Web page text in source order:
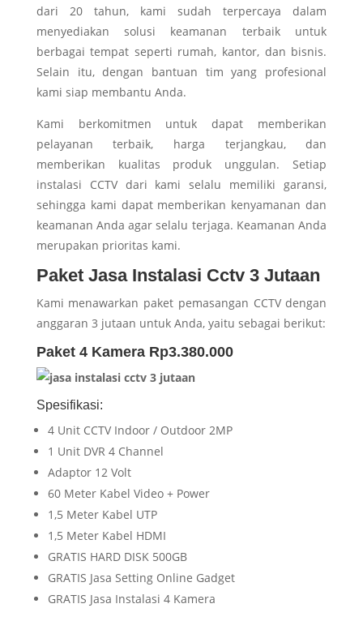
dari 20 tahun, kami sudah terpercaya dalam
menyediakan solusi keamanan terbaik untuk
berbagai tempat seperti rumah, kantor, dan bisnis.
Selain itu, dengan bantuan tim yang profesional
kami siap membantu Anda.
Kami berkomitmen untuk dapat memberikan
pelayanan terbaik, harga terjangkau, dan
memberikan kualitas produk unggulan. Setiap
instalasi CCTV dari kami selalu memiliki garansi,
sehingga kami dapat memberikan kenyamanan dan
keamanan Anda agar selalu terjaga. Keamanan Anda
merupakan prioritas kami.
Paket Jasa Instalasi Cctv 3 Jutaan
Kami menawarkan paket pemasangan CCTV dengan
anggaran 3 jutaan untuk Anda, yaitu sebagai berikut:
Paket 4 Kamera Rp3.380.000
Spesifikasi:
4 Unit CCTV Indoor / Outdoor 2MP
1 Unit DVR 4 Channel
Adaptor 12 Volt
60 Meter Kabel Video + Power
1,5 Meter Kabel UTP
1,5 Meter Kabel HDMI
GRATIS HARD DISK 500GB
GRATIS Jasa Setting Online Gadget
GRATIS Jasa Instalasi 4 Kamera